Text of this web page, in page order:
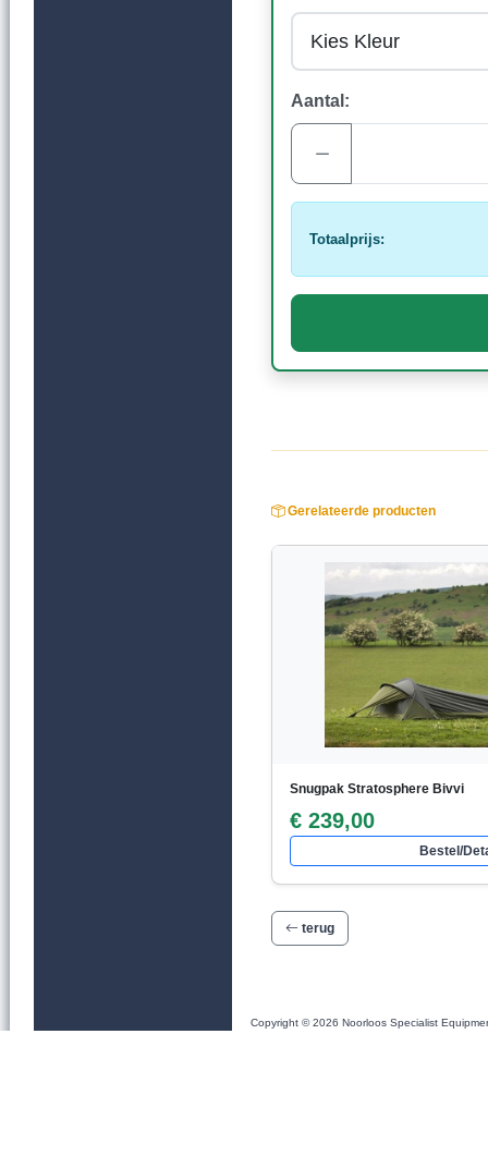
Aantal:
Totaalprijs:
Gerelateerde producten
Snugpak Stratosphere Bivvi
€ 239,00
Bestel/
terug
Copyright © 2026 Noorloos Specialist